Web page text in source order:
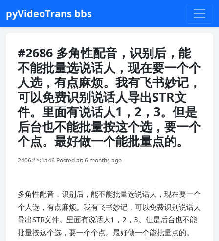
pyVideoTrans bbs
#2686 多角性配音，识别后，能
不能批量选说话人，现在要一个个
人选，有点麻烦。我有飞书妙记，
可以免费识别说话人导出STR文
件。里面有说话人1，2，3。但是
后台也不能批量按这个选，要一个
个点。最好做一个能批量点的。
2406:**:1a46 Posted at: 6 months ago
多角性配音，识别后，能不能批量选说话人，现在要一个
个人选，有点麻烦。我有飞书妙记，可以免费识别说话人
导出STR文件。里面有说话人1，2，3。但是后台也不能
批量按这个选，要一个个点。最好做一个能批量点的。